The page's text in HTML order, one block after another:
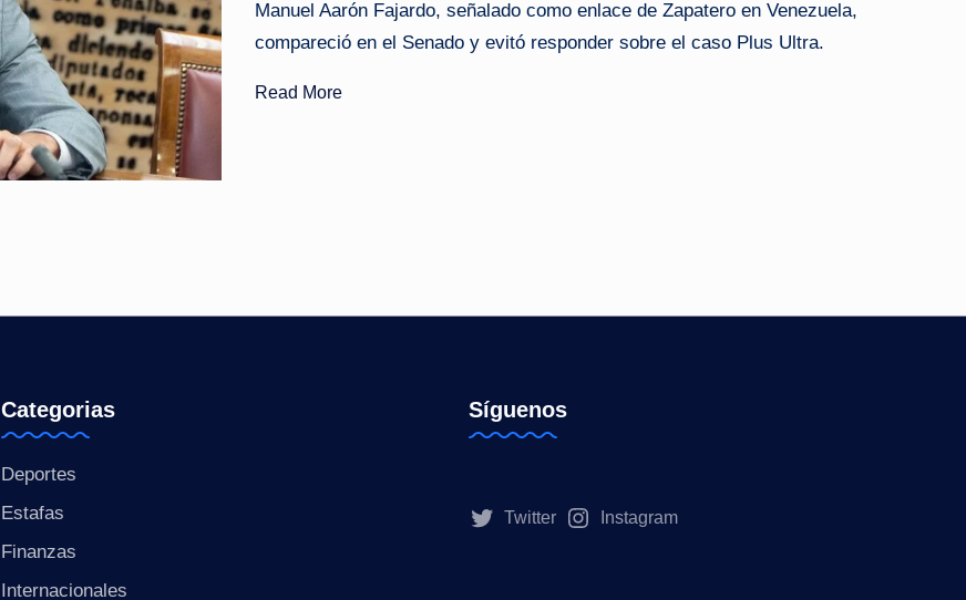
o
ti
i
a
Manuel Aarón Fajardo, señalado como enlace de Zapatero en Venezuela,
compareció en el Senado y evitó responder sobre el caso Plus Ultra.
Read More
Categorias
Deportes
Estafas
Finanzas
Internacionales
Síguenos
Twitter Instagram